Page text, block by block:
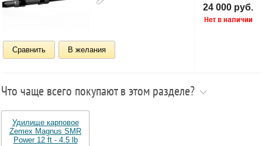
Сравнить В желания
24 000 руб.
Что чаще всего покупают в этом разделе?
Удилище карповое
Zemex Magnus SMR
Power 12 ft - 4.5 lb